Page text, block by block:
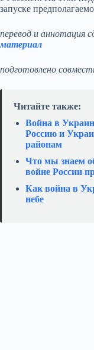
запуске
перевод и аннотация
материал
подготовлено
Читайте также:
Война в
Россию и
районам
Что мы знаем
войне России
Как война в
небе